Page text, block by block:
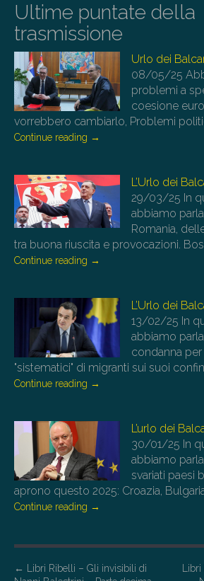
Ultime puntate della
trasmissione
Urlo dei
08/05/25
problemi a
coesione
vorrebbero cambiarlo, Problemi
Continue reading →
L’Urlo dei
29/03/25 In
abbiamo
Romania,
tra buona riuscita e provocazioni.
Continue reading →
L’Urlo dei
13/02/25 In
abbiamo
condanna
"sistematici" di migranti sui suoi
Continue reading →
L’urlo dei
30/01/25 In
abbiamo
svariati paesi
aprono questo 2025: Croazia,
Continue reading →
P
←
Libri Ribelli – Gli invisibili di